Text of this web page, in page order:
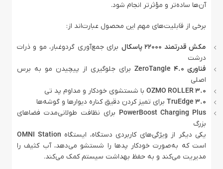
آن‌ها ساده‌تر و مؤثرتر انجام شود.
برخی از قابلیت‌های مهم این محصول عبارت‌اند از:
مکش قدرتمند 22000 پاسکال
برای جمع‌آوری گردوغبار، مو و ذرات
درشت
فناوری ZeroTangle 4.0
برای جلوگیری از پیچیدن مو به برس
اصلی
OZMO ROLLER 3.0 با شستشوی خودکار و مداوم پد تی
TruEdge 3.0 برای تمیز کردن دقیق کناره دیوارها و گوشه‌ها
PowerBoost Charging Plus برای نظافت طولانی‌مدت فضاهای
بزرگ
یکی دیگر از ویژگی‌های کاربردی دستگاه، ایستگاه OMNI Station
است که به‌صورت خودکار پدها را شستشو می‌دهد، آب کثیف را
مدیریت می‌کند و به حفظ بهداشت سیستم کمک می‌کند.